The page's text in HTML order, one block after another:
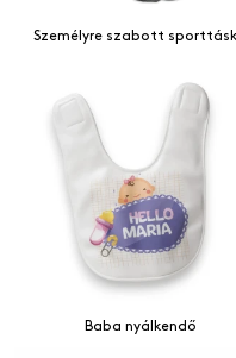
Személyre szabott
Baba nyálkendő